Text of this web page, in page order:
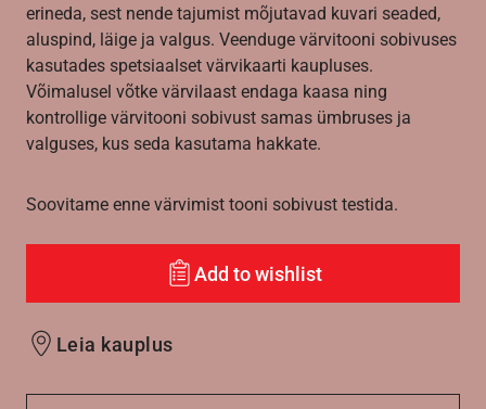
erineda, sest nende tajumist mõjutavad kuvari seaded,
aluspind, läige ja valgus. Veenduge värvitooni sobivuses
kasutades spetsiaalset värvikaarti kaupluses.
Võimalusel võtke värvilaast endaga kaasa ning
kontrollige värvitooni sobivust samas ümbruses ja
valguses, kus seda kasutama hakkate.
Soovitame enne värvimist tooni sobivust testida.
Add to wishlist
Leia kauplus